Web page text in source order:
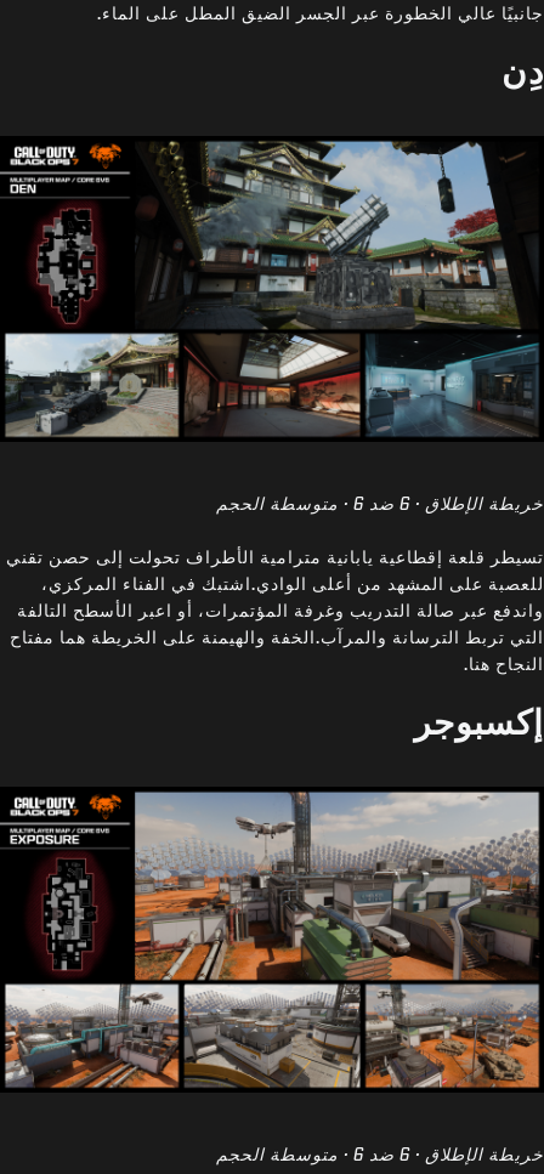
جانبيًا عالي الخطورة عبر الجسر الضيق المطل على الماء.
دِن
خريطة الإطلاق · 6 ضد 6 · متوسطة الحجم
تسيطر قلعة إقطاعية يابانية مترامية الأطراف تحولت إلى حصن تقني
للعصبة على المشهد من أعلى الوادي.اشتبك في الفناء المركزي،
واندفع عبر صالة التدريب وغرفة المؤتمرات، أو اعبر الأسطح التالفة
التي تربط الترسانة والمرآب.الخفة والهيمنة على الخريطة هما مفتاح
النجاح هنا.
إكسبوجر
خريطة الإطلاق · 6 ضد 6 · متوسطة الحجم